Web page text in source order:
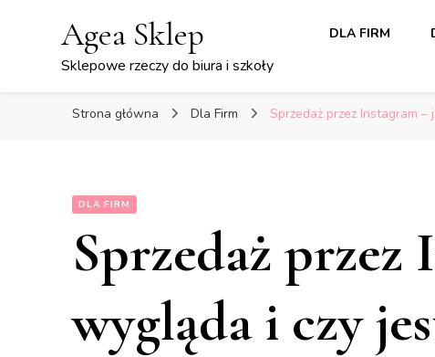
Agea Sklep
Sklepowe rzeczy do biura i szkoły
DLA FIRM
Strona główna Dla Firm Sprzedaż przez Instagram
DLA FIRM
Sprzedaż przez
wygląda i czy